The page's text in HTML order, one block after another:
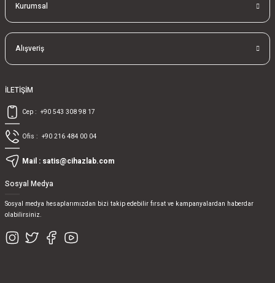
Kurumsal
Alışveriş
İLETİŞİM
Cep : +90 543 308 98 17
Ofis : +90 216 484 00 04
Mail : satis@cihazlab.com
Sosyal Medya
Sosyal medya hesaplarımızdan bizi takip edebilir fırsat ve kampanyalardan haberdar
olabilirsiniz.